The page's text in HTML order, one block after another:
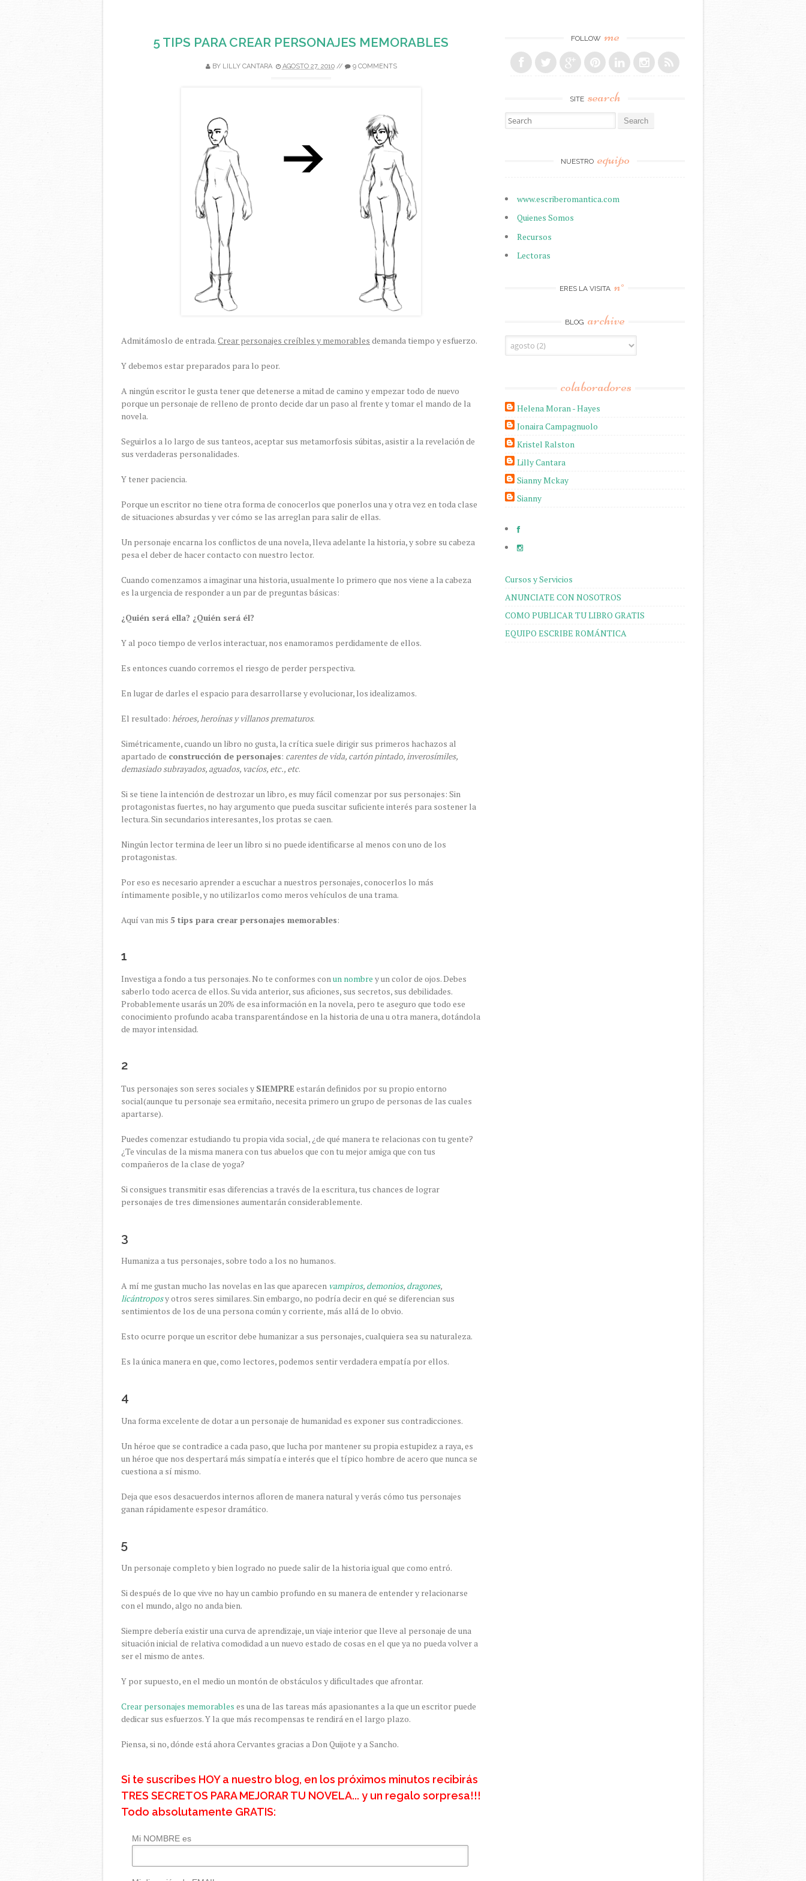
5 TIPS PARA CREAR PERSONAJES MEMORABLES
BY LILLY CANTARA AGOSTO 27, 2010// 9 COMMENTS
Admitámoslo de entrada.Crear personajes creíbles y memorables demanda tiempo y esfuerzo.
Y debemos estar preparados para lo peor.
A ningún escritor le gusta tener que detenerse a mitad de camino y empezar todo de nuevo
porque un personaje de relleno de pronto decide dar un paso al frente y tomar el mando de la
novela.
Seguirlos a lo largo de sus tanteos, aceptar sus metamorfosis súbitas, asistir a la revelación de
sus verdaderas personalidades.
Y tener paciencia.
Porque un escritor no tiene otra forma de conocerlos que ponerlos una y otra vez en toda clase
de situaciones absurdas y ver cómo se las arreglan para salir de ellas.
Un personaje encarna los conflictos de una novela, lleva adelante la historia, y sobre su cabeza
pesa el deber de hacer contacto con nuestro lector.
Cuando comenzamos a imaginar una historia, usualmente lo primero que nos viene a la cabeza
es la urgencia de responder a un par de preguntas básicas:
¿Quién será ella? ¿Quién será él?
Y al poco tiempo de verlos interactuar, nos enamoramos perdidamente de ellos.
Es entonces cuando corremos el riesgo de perder perspectiva.
En lugar de darles el espacio para desarrollarse y evolucionar, los idealizamos.
El resultado: héroes, heroínas y villanos prematuros.
Simétricamente, cuando un libro no gusta, la crítica suele dirigir sus primeros hachazos al
apartado de construcción de personajes: carentes de vida, cartón pintado, inverosímiles,
demasiado subrayados, aguados, vacíos, etc., etc.
Si se tiene la intención de destrozar un libro, es muy fácil comenzar por sus personajes: Sin
protagonistas fuertes, no hay argumento que pueda suscitar suficiente interés para sostener la
lectura. Sin secundarios interesantes, los protas se caen.
Ningún lector termina de leer un libro si no puede identificarse al menos con uno de los
protagonistas.
Por eso es necesario aprender a escuchar a nuestros personajes, conocerlos lo más
íntimamente posible, y no utilizarlos como meros vehículos de una trama.
Aquí van mis 5 tips para crear personajes memorables:
1
Investiga a fondo a tus personajes. No te conformes conun nombre y un color de ojos. Debes
saberlo todo acerca de ellos. Su vida anterior, sus aficiones, sus secretos, sus debilidades.
Probablemente usarás un 20% de esa información en la novela, pero te aseguro que todo ese
conocimiento profundo acaba transparentándose en la historia de una u otra manera, dotándola
de mayor intensidad.
2
Tus personajes son seres sociales y SIEMPREestarán definidos por su propio entorno
social(aunque tu personaje sea ermitaño, necesita primero un grupo de personas de las cuales
apartarse).
Puedes comenzar estudiando tu propia vida social, ¿de qué manera te relacionas con tu gente?
¿Te vinculas de la misma manera con tus abuelos que con tu mejor amiga que con tus
compañeros de la clase de yoga?
Si consigues transmitir esas diferencias a través de la escritura, tus chances de lograr
personajes de tres dimensiones aumentarán considerablemente.
3
Humaniza a tus personajes, sobre todo a los no humanos.
A mí me gustan mucho las novelas en las que aparecen vampiros, demonios, dragones,
licántroposy otros seres similares. Sin embargo, no podría decir en qué se diferencian sus
sentimientos de los de una persona común y corriente, más allá de lo obvio.
Esto ocurre porque un escritor debe humanizar a sus personajes, cualquiera sea su naturaleza.
Es la única manera en que, como lectores, podemos sentir verdadera empatía por ellos.
4
Una forma excelente de dotar a un personaje de humanidad es exponer sus contradicciones.
Un héroe que se contradice a cada paso, que lucha por mantener su propia estupidez a raya, es
un héroe que nos despertará más simpatía e interés que el típico hombre de acero que nunca se
cuestiona a sí mismo.
Deja que esos desacuerdos internos afloren de manera natural y verás cómo tus personajes
ganan rápidamente espesor dramático.
5
Un personaje completo y bien logrado no puede salir de la historia igual que como entró.
Si después de lo que vive no hay un cambio profundo en su manera de entender y relacionarse
con el mundo, algo no anda bien.
Siempre debería existir una curva de aprendizaje, un viaje interior que lleve al personaje de una
situación inicial de relativa comodidad a un nuevo estado de cosas en el que ya no pueda volver a
ser el mismo de antes.
Y por supuesto, en el medio un montón de obstáculos y dificultades que afrontar.
Crear personajes memorables es una de las tareas más apasionantes a la que un escritor puede
dedicar sus esfuerzos. Y la que más recompensas te rendirá en el largo plazo.
Piensa, si no, dónde está ahora Cervantes gracias a Don Quijote y a Sancho.
Si te suscribes HOY a nuestro blog, en los próximos minutos recibirás
TRES SECRETOS PARA MEJORAR TU NOVELA... y un regalo sorpresa!!!
Todo absolutamente GRATIS:
Mi NOMBRE es
FOLLOW me
SITE search
Search for:
NUESTRO equipo
www.escriberomantica.com
Quienes Somos
Recursos
Lectoras
ERES LA VISITA n°
BLOG archive
colaboradores
Helena Moran - Hayes
Jonaira Campagnuolo
Kristel Ralston
Lilly Cantara
Sianny Mckay
Sianny
Cursos y Servicios
ANUNCIATE CON NOSOTROS
COMO PUBLICAR TU LIBRO GRATIS
EQUIPO ESCRIBE ROMÁNTICA